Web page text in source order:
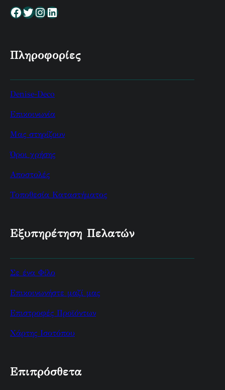
Facebook Twitter InstagramLinkedin
Πληροφορίες
Denise-Deco
Επικοινωνία
Μας στηρίζουν
Όροι χρήσης
Αποστολές
Τοποθεσία Καταστήματος
Εξυπηρέτηση Πελατών
Σε ένα Φίλο
Επικοινωνήστε μαζί μας
Επιστροφές Προϊόντων
Χάρτης Ισοτόπου
Επιπρόσθετα